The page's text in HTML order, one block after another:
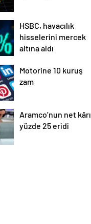
HSBC, havacılık
hisselerini mercek
altına aldı
Motorine 10 kuruş
zam
Aramco’nun net kârı
yüzde 25 eridi